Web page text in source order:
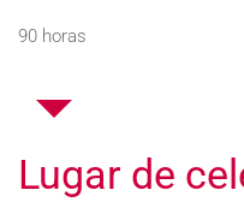
90 horas
Lugar de